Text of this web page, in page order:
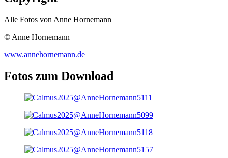
Alle Fotos von Anne Hornemann
© Anne Hornemann
www.annehornemann.de
Fotos zum Download